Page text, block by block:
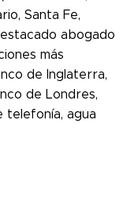
Santa Fe,
abogado
más
de Inglaterra,
de Londres,
telefonía, agua